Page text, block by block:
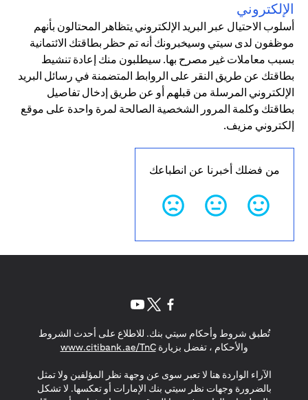
الإلكتروني
أسلوب الاحتيال عبر البريد الإلكتروني يتظاهر المحتالون بأنهم
موظفون لدى سيتي وسيخبرونك أنه تم حظر بطاقتك الائتمانية
بسبب معاملات غير مصرح بها. سيطلبون منك إعادة تنشيط
بطاقتك عن طريق النقر على الروابط المتضمنة في رسائل البريد
الإلكتروني المرسلة من قبلهم أو عن طريق إدخال تفاصيل
بطاقتك وكلمة المرور الشخصية الصالحة لمرة واحدة على موقع
إلكتروني مزيف.
من فضلك أخبرنا عن انطباعك
تُطبق شروط وأحكام سيتي بنك. للاطلاع على أحدث الشروط
والأحكام ، تفضل بزيارةwww.citibank.ae/TnC
in a new tab
الآراء الواردة هنا لا تعبر سوى عن وجهة نظر المؤلفين ولا تمثل
بالضرورة وجهات نظر سيتي بنك الإمارات أو تعكسها. لا تشكل